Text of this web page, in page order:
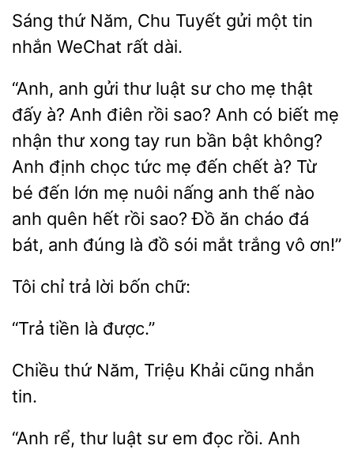
Sáng thứ
Tuyết gửi một
nhắn WeChat rất dài.
“Anh, anh gửi thư luật sư cho
thật
đấy à? Anh điên rồi sao?
có biết mẹ
nhận thư xong tay run bần bật không?
Anh định chọc
mẹ đến chết à? Từ
bé đến lớn mẹ nuôi nấng anh thế nào
anh quên hết rồi sao? Đồ ăn cháo đá
bát, anh đúng là đồ sói mắt trắng vô ơn!”
trả bốn chữ:
được.”
Chiều Triệu Khải cũng nhắn
“Anh rể, thư luật
em đọc rồi. Anh